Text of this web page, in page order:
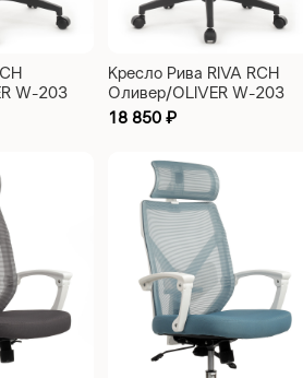
W-203
Кресло Рива RIVA RCH
Оливер/OLIVER W-203
AC черный пластик, серый
18 850₽